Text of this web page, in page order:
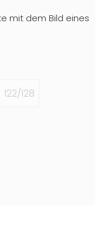
mit dem Bild eines
122/128